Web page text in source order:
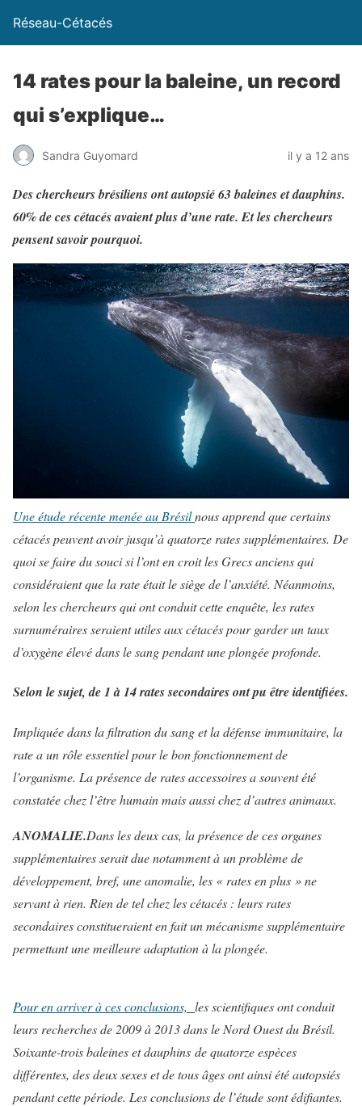
Réseau-Cétacés
14 rates pour la baleine, un record
qui s’explique…
Sandra Guyomard il y a 12 ans
Des chercheurs brésiliens ont autopsié 63 baleines et dauphins.
60% de ces cétacés avaient plus d’une rate. Et les chercheurs
pensent savoir pourquoi.
Une étude récente menée au Brésilnous apprend que certains
cétacés peuvent avoir jusqu’à quatorze rates supplémentaires. De
quoi se faire du souci si l’ont en croit les Grecs anciens qui
considéraient que la rate était le siège de l’anxiété. Néanmoins,
selon les chercheurs qui ont conduit cette enquête, les rates
surnuméraires seraient utiles aux cétacés pour garder un taux
d’oxygène élevé dans le sang pendant une plongée profonde.
Selon le sujet, de 1 à 14 rates secondaires ont pu être identifiées.
Impliquée dans la filtration du sang et la défense immunitaire, la
rate a un rôle essentiel pour le bon fonctionnement de
l’organisme. La présence de rates accessoires a souvent été
constatée chez l’être humain mais aussi chez d’autres animaux.
ANOMALIE.Dans les deux cas, la présence de ces organes
supplémentaires serait due notamment à un problème de
développement, bref, une anomalie, les « rates en plus » ne
servant à rien. Rien de tel chez les cétacés : leurs rates
secondaires constitueraient en fait un mécanisme supplémentaire
permettant une meilleure adaptation à la plongée.
Pour en arriver à ces conclusions, les scientifiques ont conduit
leurs recherches de 2009 à 2013 dans le Nord Ouest du Brésil.
Soixante-trois baleines et dauphins de quatorze espèces
différentes, des deux sexes et de tous âges ont ainsi été autopsiés
pendant cette période. Les conclusions de l’étude sont édifiantes.